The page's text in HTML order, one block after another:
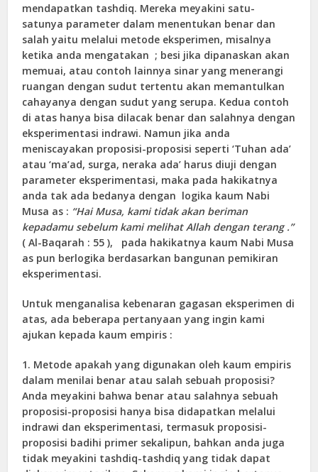
mendapatkan tashdiq. Mereka meyakini satu-
satunya parameter dalam menentukan benar dan
salah yaitu melalui metode eksperimen, misalnya
ketika anda mengatakan ; besi jika dipanaskan akan
memuai, atau contoh lainnya sinar yang menerangi
ruangan dengan sudut tertentu akan memantulkan
cahayanya dengan sudut yang serupa. Kedua contoh
di atas hanya bisa dilacak benar dan salahnya dengan
eksperimentasi indrawi. Namun jika anda
meniscayakan proposisi-proposisi seperti ‘Tuhan ada’
atau ‘ma’ad, surga, neraka ada’ harus diuji dengan
parameter eksperimentasi, maka pada hakikatnya
anda tak ada bedanya dengan logika kaum Nabi
Musa as : “Hai Musa, kami tidak akan beriman
kepadamu sebelum kami melihat Allah dengan terang.”
( Al-Baqarah : 55 ), pada hakikatnya kaum Nabi Musa
as pun berlogika berdasarkan bangunan pemikiran
eksperimentasi.
Untuk menganalisa kebenaran gagasan eksperimen di
atas, ada beberapa pertanyaan yang ingin kami
ajukan kepada kaum empiris :
1. Metode apakah yang digunakan oleh kaum empiris
dalam menilai benar atau salah sebuah proposisi?
Anda meyakini bahwa benar atau salahnya sebuah
proposisi-proposisi hanya bisa didapatkan melalui
indrawi dan eksperimentasi, termasuk proposisi-
proposisi badihi primer sekalipun, bahkan anda juga
tidak meyakini tashdiq-tashdiq yang tidak dapat